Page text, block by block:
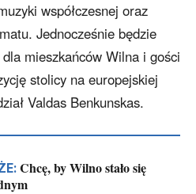
współczesnej oraz
Jednocześnie będzie
mieszkańców Wilna i gości
stolicy na europejskiej
Valdas Benkunskas.
Chcę, by Wilno stało się